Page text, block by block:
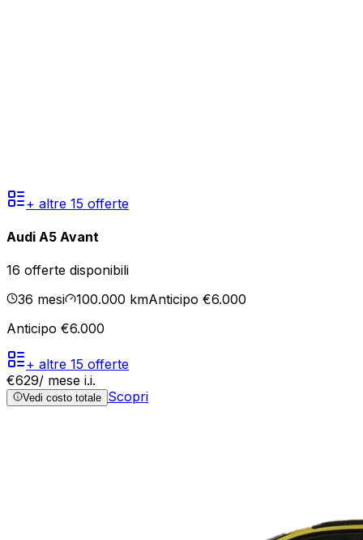
+ altre 15 offerte
Audi A5 Avant
16 offerte disponibili
36 mesi 100.000 kmAnticipo €6.000
Anticipo €6.000
+ altre 15 offerte
€629/ mese i.i.
Vedi costo totale Scopri